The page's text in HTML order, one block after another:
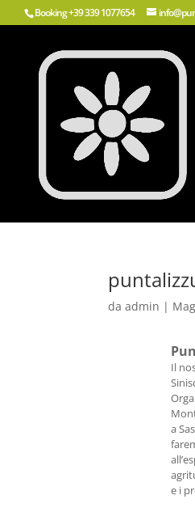
Booking+39 339 1077654
daadmin |
Il
a
e i